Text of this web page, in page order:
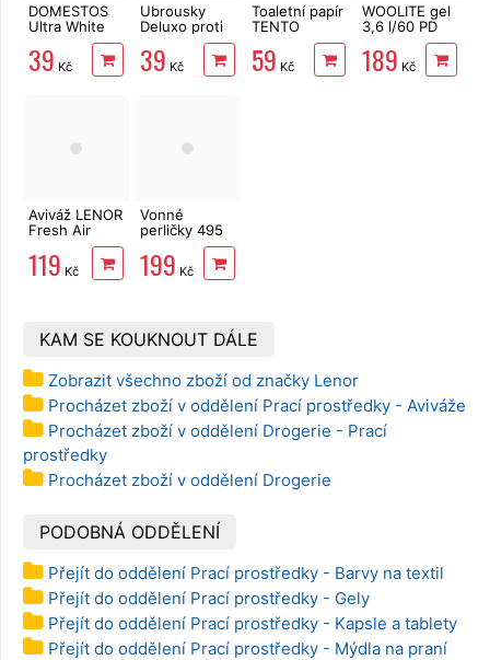
DOMESTOS
Ultra White
39 Kč
Ubrousky
Deluxo proti
zabarvení
prádla 20 ks
39 Kč
Toaletní papír
TENTO
Ellegance
Pink 3vrstvý
8 rolí, 144 m
59 Kč
WOOLITE gel
3,6 l/60 PD
Darks, Denim,
Black
189 Kč
Aviváž LENOR
Fresh Air
Effect Fresh
Wind 700 ml
119 Kč
Vonné
perličky 495
Unstoppables
Spring
199 Kč
KAM SE KOUKNOUT DÁLE
Zobrazit všechno zboží od značky Lenor
Procházet zboží v oddělení Prací prostředky - Aviváže
Procházet zboží v oddělení Drogerie - Prací
prostředky
Procházet zboží v oddělení Drogerie
PODOBNÁ ODDĚLENÍ
Přejít do oddělení Prací prostředky - Barvy na textil
Přejít do oddělení Prací prostředky - Gely
Přejít do oddělení Prací prostředky - Kapsle a tablety
Přejít do oddělení Prací prostředky - Mýdla na praní